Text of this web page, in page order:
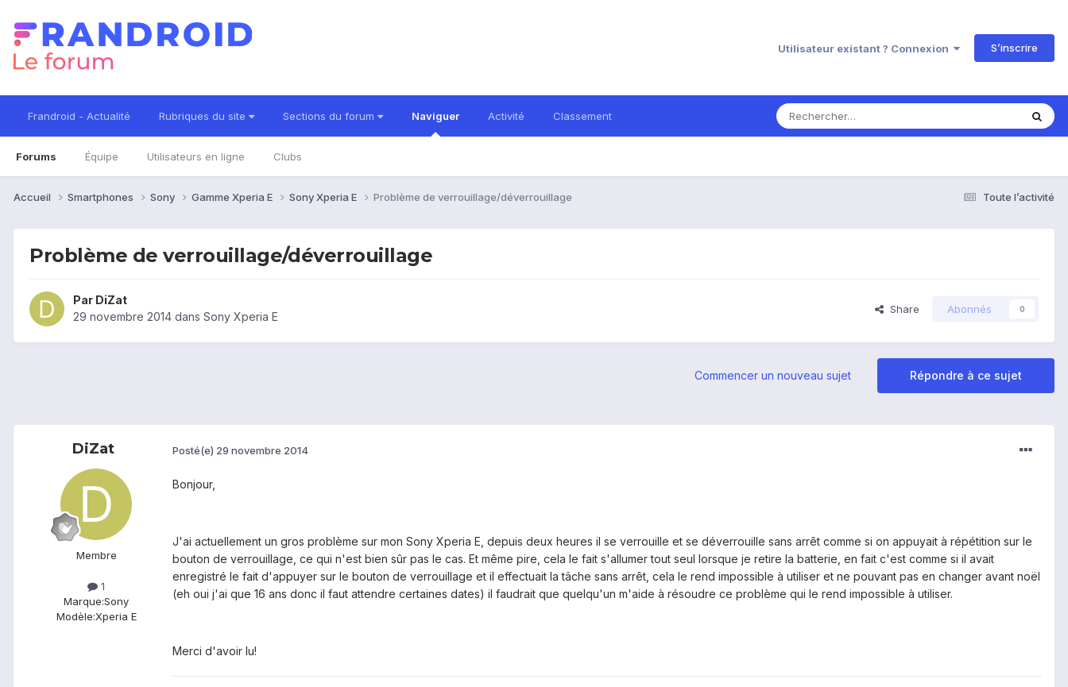
Utilisateur existant ? Connexion S’inscrire
Frandroid - Actualité Rubriques du site Sections du forum Naviguer
Forums Équipe Utilisateurs en ligne Clubs
Activité Classement
Toute l’activité
Accueil Smartphones Sony Gamme Xperia E Sony Xperia E Problème de verrouillage/déverrouillage
Problème de verrouillage/déverrouillage
Par DiZat
29 novembre 2014 dans Sony Xperia E
Share Abonnés 0
Répondre à ce sujet
Commencer un nouveau sujet
DiZat
Membre
1
Marque:Sony
Modèle:Xperia E
Posté(e) 29 novembre 2014
Bonjour,
J'ai actuellement un gros problème sur mon Sony Xperia E, depuis deux heures il se verrouille et se déverrouille sans arrêt comme si on appuyait à répétition sur le
bouton de verrouillage, ce qui n'est bien sûr pas le cas. Et même pire, cela le fait s'allumer tout seul lorsque je retire la batterie, en fait c'est comme si il avait
enregistré le fait d'appuyer sur le bouton de verrouillage et il effectuait la tâche sans arrêt, cela le rend impossible à utiliser et ne pouvant pas en changer avant noël
(eh oui j'ai que 16 ans donc il faut attendre certaines dates) il faudrait que quelqu'un m'aide à résoudre ce problème qui le rend impossible à utiliser.
Merci d'avoir lu!